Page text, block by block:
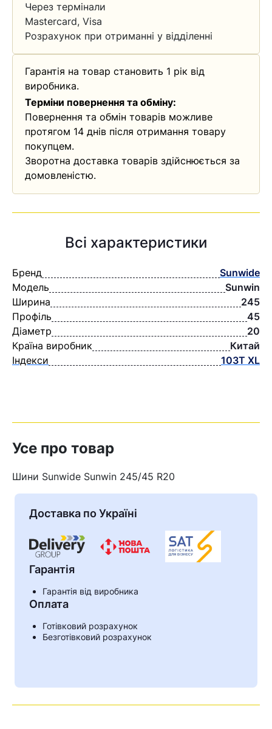
Кошик
Ваш номер надіслано.
Через термінали
Mastercard, Visa
Розрахунок при отриманні у відділенні
Гарантія на товар становить 1 рік від
виробника.
Терміни повернення та обміну:
Повернення та обмін товарів можливе
протягом 14 днів після отримання товару
покупцем.
Зворотна доставка товарів здійснюється за
домовленістю.
Всі характеристики
Бренд
Sunwide
Модель
Sunwin
Ширина
245
Профіль
45
Діаметр
20
Країна виробник
Китай
Індекси
103T XL
Усе про товар
Шини Sunwide Sunwin 245/45 R20
Доставка по Україні
Гарантія
Гарантія від виробника
Оплата
Готівковий розрахунок
Безготівковий розрахунок